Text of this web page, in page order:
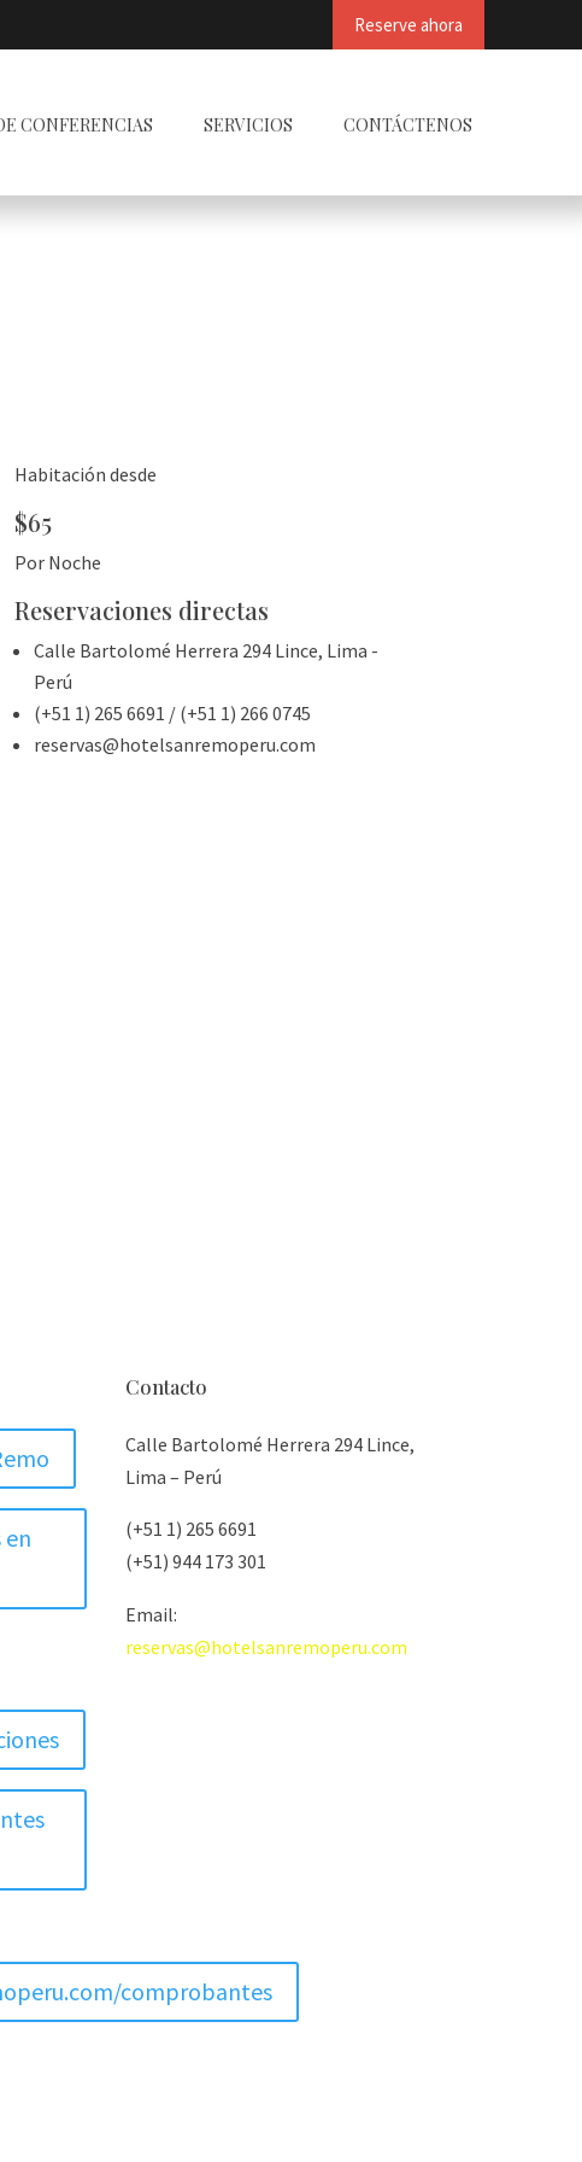
Reserve ahora
CONFERENCIAS SERVICIOS CONTÁCTENOS
Habitación desde
$65
Por Noche
Reservaciones directas
Calle Bartolomé Herrera 294 Lince, Lima -
Perú
(+51 1) 265 6691 / (+51 1) 266 0745
reservas@hotelsanremoperu.com
en
comprobantes
Contacto
Calle Bartolomé Herrera 294 Lince,
Lima – Perú
(+51 1) 265 6691
(+51) 944 173 301
Email:
reservas@hotelsanremoperu.com